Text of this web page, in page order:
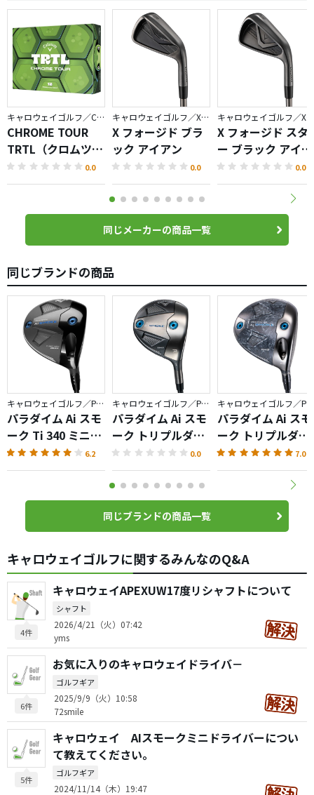
キャロウェイゴルフ／CHROME
CHROME TOUR
TRTL（クロムツア
ータートル）ボー
ル
0.0
キャロウェイゴルフ／X FORGED
X フォージド ブラ
ック アイアン
0.0
X フォージド スタ
ー ブラック アイア
ン
0.0
同じメーカーの商品一覧
同じブランドの商品
キャロウェイゴルフ／PARADYM
パラダイム Ai スモ
ーク Ti 340 ミニド
ライバー
6.2
キャロウェイゴルフ／PARADYM
パラダイム Ai スモ
ーク トリプルダイ
ヤモンド T フェア
ウェイウッド
0.0
パラダイム Ai スモ
ーク トリプルダイ
ヤモンド S ドライ
バー
7.0
同じブランドの商品一覧
キャロウェイゴルフに関するみんなのQ&A
4件
キャロウェイAPEXUW17度リシャフトについて
シャフト
2026/4/21（火）07:42
yms
6件
お気に入りのキャロウェイドライバ－
ゴルフギア
2025/9/9（火）10:58
72smile
5件
キャロウェイ AIスモークミニドライバーについ
て教えてください。
ゴルフギア
2024/11/14（木）19:47